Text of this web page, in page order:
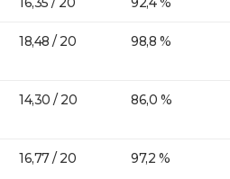
18,48 / 20 98,8 %
14,30 / 20 86,0 %
16,77 / 20 97,2 %